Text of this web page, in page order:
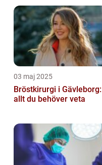
03 maj 2025
Bröstkirurgi i Gävleborg:
allt du behöver veta